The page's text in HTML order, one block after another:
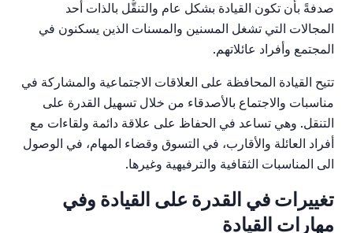
صدفةً بأن تكون القيادة بشكل عام والتنقُّل بالذات أحد
المجالات التي تشغل المسنين والمسنات الذين يسكنون في
المجتمع وأفراد عائلاتهم.
تتيح القيادة المحافظة على العلاقات الاجتماعية والمشاركة في
مناسبات والاجتماع بالأصدقاء من خلال تسهيل القدرة على
التنقل. وهي تساعد في الحفاظ على علاقة دائمة ولقاءات مع
أفراد العائلة والأقارب، في التسوق وقضاء المهام، في الوصول
الى المناسبات الثقافية والترفيهية وغيرها.
تغييرات في القدرة على القيادة وفي
مهارات القيادة